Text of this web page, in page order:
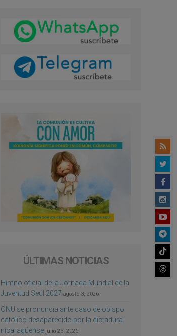
ÚLTIMAS NOTICIAS
Himno oficial de la Jornada Mundial de la
Juventud Seúl 2027 agosto 3, 2026
ONU se pronuncia ante caso de obispo
católico desaparecido por la dictadura
nicaragüense julio 25, 2026